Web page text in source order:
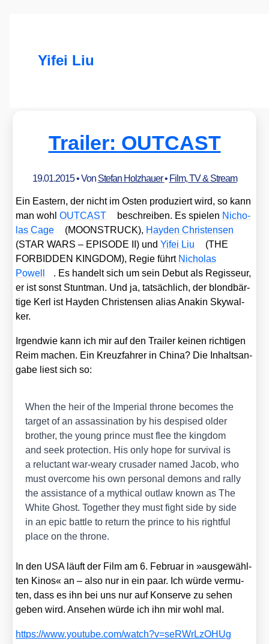
Yifei Liu
Trailer: OUTCAST
19.01.2015• Von Stefan Holzhauer• Film, TV & Stream
Ein Eas­tern, der nicht im Osten pro­du­ziert wird, so kann
man wohlOUTCAST beschrei­ben. Es spie­len Nicho­
las Cage
(MOONSTRUCK), Hay­den Chris­ten­sen
(STAR WARS – EPISODE II) undYifei Liu
(THE
FORBIDDEN KINGDOM), Regie führt Nicho­las
Powell
. Es han­delt sich um sein Debut als Regis­seur,
er ist sonst Stunt­man. Und ja, tat­säch­lich, der blond­bär­
ti­ge Kerl ist Hay­den Chris­ten­sen ali­as Ana­kin Sky­wal­
ker.
Irgend­wie kann ich mir auf den Trai­ler kei­nen rich­ti­gen
Reim machen. Ein Kreuz­fah­rer in Chi­na? Die Inhalts­an­
ga­be liest sich so:
When the heir of the Impe­ri­al thro­ne beco­mes the
tar­get of an ass­as­si­na­ti­on by his des­pi­sed older
brot­her, the young prin­ce must flee the king­dom
and seek pro­tec­tion. His only hope for sur­vi­val is
a reluc­tant war-wea­ry cru­sader named Jacob, who
must over­co­me his own per­so­nal demons and ral­ly
the assis­tance of a mythi­cal out­law known as The
White Ghost. Tog­e­ther they must fight side by side
in an epic batt­le to return the prin­ce to his rightful
place on the thro­ne.
In den USA läuft der Film am 6. Febru­ar in »aus­ge­wähl­
ten Kinos« an – also nur in ein paar. Ich wür­de ver­mu­
ten, dass es ihn bei uns nur auf Kon­ser­ve zu sehen
geben wird. Anse­hen wür­de ich ihn mir wohl mal.
https://​www​.you​tube​.com/​w​a​t​c​h​?​v​=​s​e​R​W​r​L​z​O​HUg